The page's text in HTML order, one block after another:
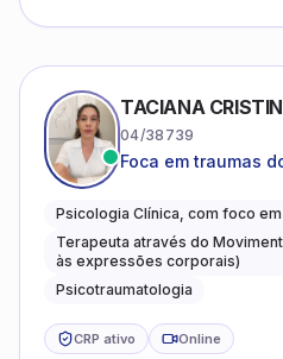
TACIANA
04/38739
Foca em traumas
Psicologia Clínica, com foco
Terapeuta através do
às expressões corporais)
Psicotraumatologia
CRP ativo Online